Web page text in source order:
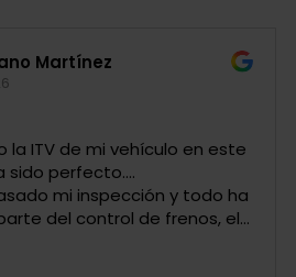
Martínez
la ITV de mi vehículo en este
sido perfecto....
mi inspección y todo ha
del control de frenos, el
irrespetuoso y